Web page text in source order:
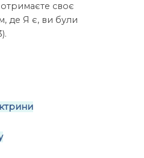
своє
де Я є, ви були